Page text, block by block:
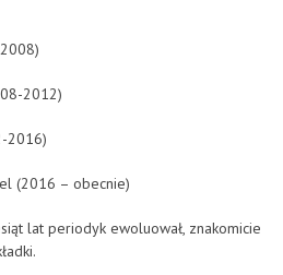
2012)
2016)
(2016 – obecnie)
lat periodyk ewoluował, znakomicie